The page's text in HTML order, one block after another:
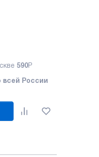
590Р
России